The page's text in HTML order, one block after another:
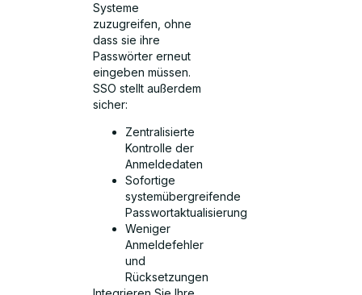
Systeme
zuzugreifen, ohne
dass sie ihre
Passwörter erneut
eingeben müssen.
SSO stellt außerdem
sicher:
Zentralisierte
Kontrolle der
Anmeldedaten
Sofortige
systemübergreifende
Passwortaktualisierung
Weniger
Anmeldefehler
und
Rücksetzungen